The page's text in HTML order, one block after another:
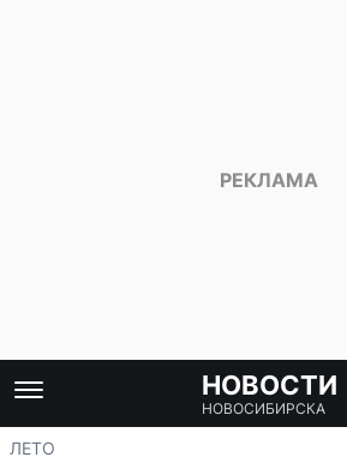
НОВОСТИ
НОВОСИБИРСКА
ЛЕТО